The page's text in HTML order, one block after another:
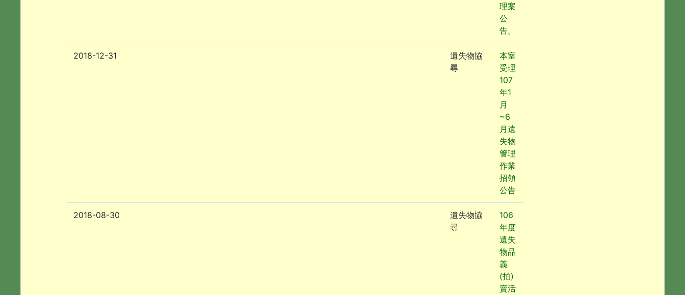
理案
公
告。
2018-12-31
遺失物協
尋
本室
受理
107
年1
月
~6
月遺
失物
管理
作業
招領
公告
2018-08-30
遺失物協
尋
106
年度
遺失
物品
義
(拍)
賣活